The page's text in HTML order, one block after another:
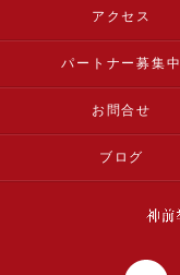
アクセス
パートナー募集中
お問合せ
ブログ